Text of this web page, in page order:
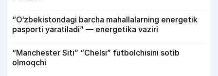
“O‘zbekistondagi barcha mahallalarning energetik
pasporti yaratiladi” — energetika vaziri
“Manchester Siti” “Chelsi” futbolchisini sotib
olmoqchi